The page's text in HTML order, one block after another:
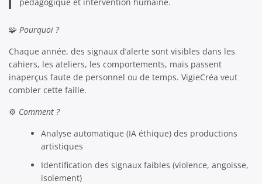
🧩 Pourquoi ?
Chaque année, des signaux d’alerte sont visibles dans les
cahiers, les ateliers, les comportements, mais passent
inaperçus faute de personnel ou de temps. VigieCréa veut
combler cette faille.
⚙️ Comment ?
Analyse automatique (IA éthique) des productions
artistiques
Identification des signaux faibles (violence, angoisse,
isolement)